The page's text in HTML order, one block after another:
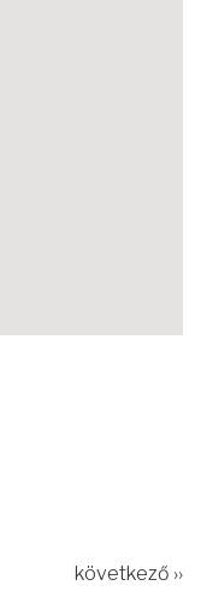
következő ››